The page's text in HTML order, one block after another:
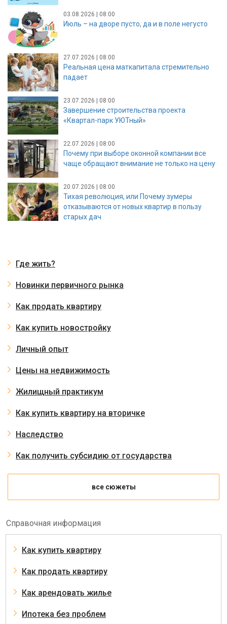
03.08.2026 | 08:00
Июль – на дворе пусто, да и в поле негусто
27.07.2026 | 08:00
Реальная цена маткапитала стремительно
падает
23.07.2026 | 08:00
Завершение строительства проекта
«Квартал-парк УЮТный»
22.07.2026 | 08:00
Почему при выборе оконной компании все
чаще обращают внимание не только на цену
20.07.2026 | 08:00
Тихая революция, или Почему зумеры
отказываются от новых квартир в пользу
старых дач
Где жить?
Новинки первичного рынка
Как продать квартиру
Как купить новостройку
Личный опыт
Цены на недвижимость
Жилищный практикум
Как купить квартиру на вторичке
Наследство
Как получить субсидию от государства
все сюжеты
Справочная информация
Как купить квартиру
Как продать квартиру
Как арендовать жилье
Ипотека без проблем